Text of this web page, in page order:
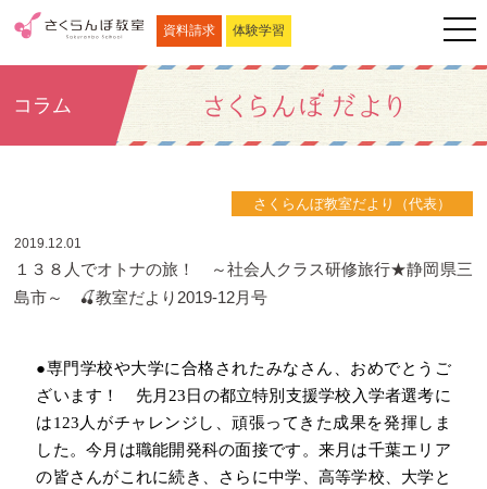
資料請求 体験学習
コラム
さくらんぼ教室だより（代表）
2019.12.01
１３８人でオトナの旅！ ～社会人クラス研修旅行★静岡県三
島市～ 🍒教室だより2019-12月号
●専門学校や大学に合格されたみなさん、おめでとうご
ざいます！ 先月 23 日の都立特別支援学校入学者選考に
は123 人がチャレンジし、頑張ってきた成果を発揮しま
した。今月は職能開発科の面接です。来月は千葉エリア
の皆さんがこれに続き、さらに中学、高等学校、大学と